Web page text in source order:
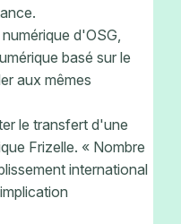
d'OSG,
basé sur le
aux mêmes
le transfert d'une
Frizelle. « Nombre
international